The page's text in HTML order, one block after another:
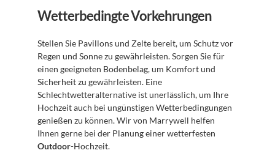
Wetterbedingte Vorkehrungen
Stellen Sie Pavillons und Zelte bereit, um Schutz vor
Regen und Sonne zu gewährleisten. Sorgen Sie für
einen geeigneten Bodenbelag, um Komfort und
Sicherheit zu gewährleisten. Eine
Schlechtwetteralternative ist unerlässlich, um Ihre
Hochzeit auch bei ungünstigen Wetterbedingungen
genießen zu können. Wir von Marrywell helfen
Outdoor-Hochzeit.